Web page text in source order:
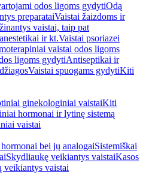
odos ligoms gydytiOdą
preparataiVaistai žaizdoms ir
vaistai, taip pat
ir kt.Vaistai psoriazei
vaistai odos ligoms
ligoms gydytiAntiseptikai ir
Vaistai spuogams gydytiKiti
ginekologiniai vaistaiKiti
hormonai ir lytinę sistemą
vaistai
bei jų analogaiSistemiškai
Skydliaukę veikiantys vaistaiKasos
veikiantys vaistai